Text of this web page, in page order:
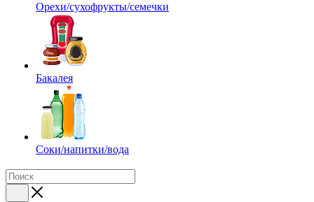
Орехи/сухофрукты/семечки
Бакалея
Соки/напитки/вода